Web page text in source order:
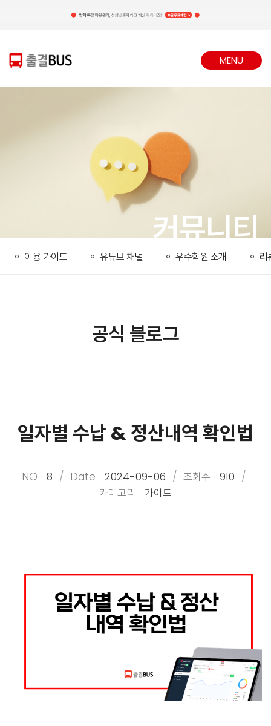
MENU
커뮤니티
이용 가이드 유튜브 채널 우수학원 소개 리
공식 블로그
일자별 수납 & 정산내역 확인법
NO 8 Date 2024-09-06 조회수
910
카테고리
가이드